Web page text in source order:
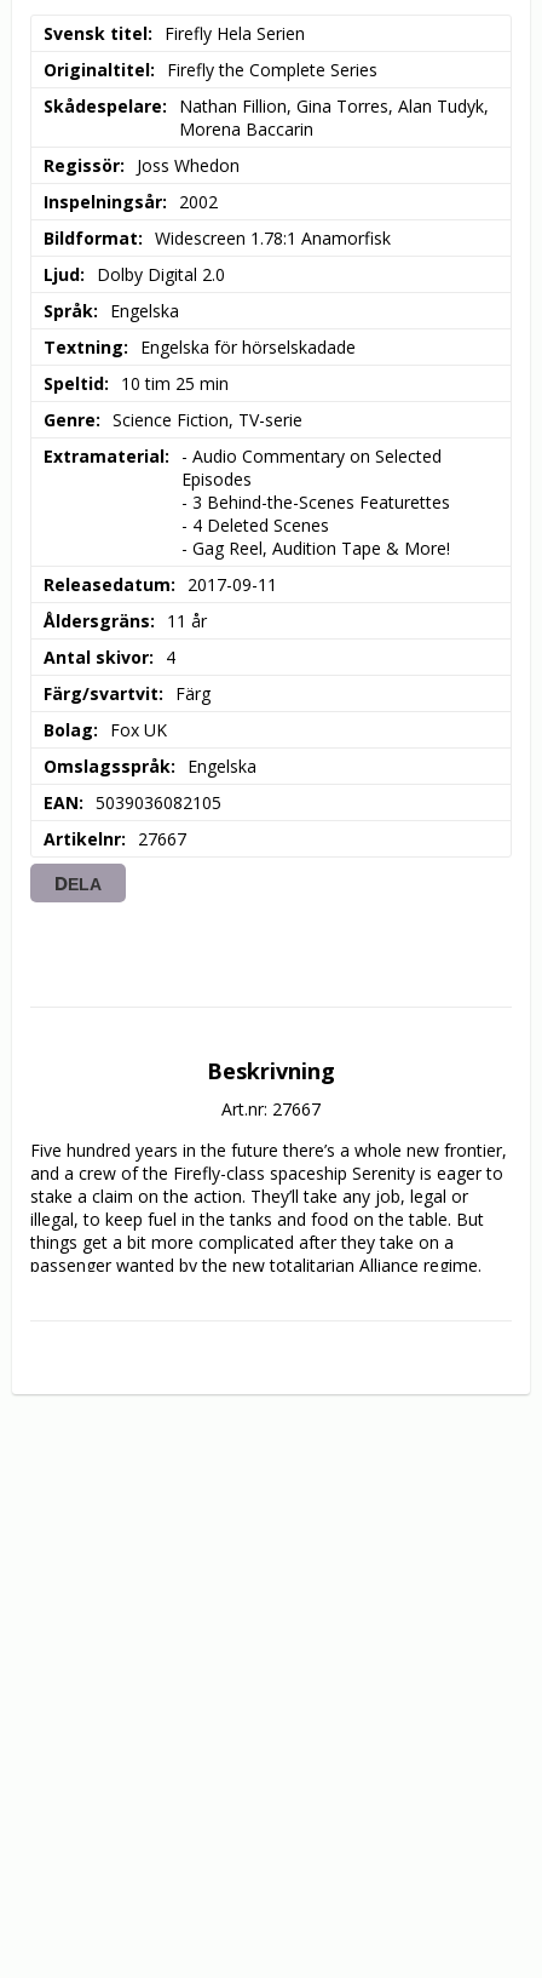
Svensk titel
Firefly Hela Serien
Originaltitel
Firefly the Complete Series
Skådespelare
Nathan Fillion, Gina Torres, Alan Tudyk,
Morena Baccarin
Regissör
Joss Whedon
Inspelningsår
2002
Bildformat
Widescreen 1.78:1 Anamorfisk
Ljud
Dolby Digital 2.0
Språk
Engelska
Textning
Engelska för hörselskadade
Speltid
10 tim 25 min
Genre
Science Fiction, TV-serie
Extramaterial
- Audio Commentary on Selected
Episodes
- 3 Behind-the-Scenes Featurettes
- 4 Deleted Scenes
- Gag Reel, Audition Tape & More!
Releasedatum
2017-09-11
Åldersgräns
11 år
Antal skivor
4
Färg/svartvit
Färg
Bolag
Fox UK
Omslagsspråk
Engelska
EAN
5039036082105
Artikelnr
27667
DELA
Beskrivning
Art.nr: 27667
Five hundred years in the future there’s a whole new frontier,
and a crew of the Firefly-class spaceship Serenity is eager to
stake a claim on the action. They’ll take any job, legal or
illegal, to keep fuel in the tanks and food on the table. But
things get a bit more complicated after they take on a
passenger wanted by the new totalitarian Alliance regime.